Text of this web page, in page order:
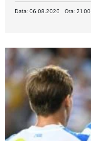
Data: 06.08.2026 Ora: 21.00